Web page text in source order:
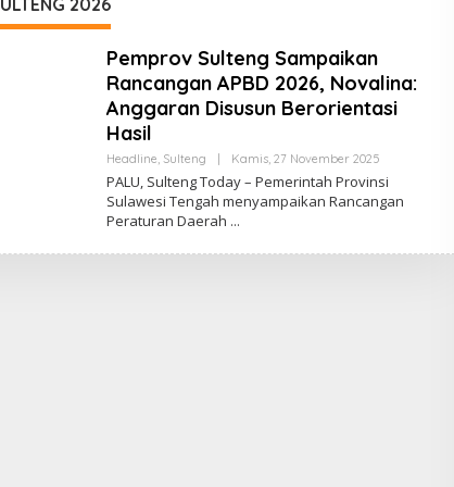
2026
Pemprov Sulteng Sampaikan
Rancangan APBD 2026, Novalina:
Anggaran Disusun Berorientasi
Hasil
Headline, Sulteng Kamis, 27 November 2025Oleh
Today
PALU, Sulteng Today – Pemerintah Provinsi
Sulawesi Tengah menyampaikan Rancangan
Peraturan Daerah